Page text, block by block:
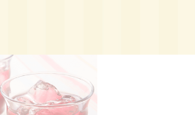
ブランド・スペシャルサイト
ブランド・スペシャルサイト トップ